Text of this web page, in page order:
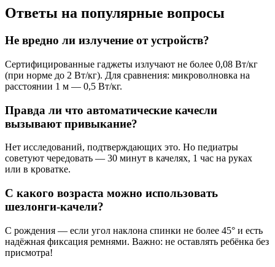
Ответы на популярные вопросы
Не вредно ли излучение от устройств?
Сертифицированные гаджеты излучают не более 0,08 Вт/кг
(при норме до 2 Вт/кг). Для сравнения: микроволновка на
расстоянии 1 м — 0,5 Вт/кг.
Правда ли что автоматические качесли
вызывают привыкание?
Нет исследований, подтверждающих это. Но педиатры
советуют чередовать — 30 минут в качелях, 1 час на руках
или в кроватке.
С какого возраста можно использовать
шезлонги-качели?
С рождения — если угол наклона спинки не более 45° и есть
надёжная фиксация ремнями. Важно: не оставлять ребёнка без
присмотра!